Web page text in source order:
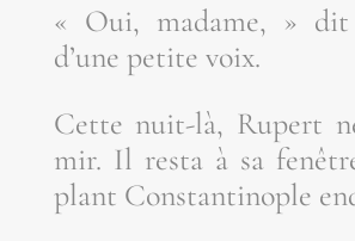
« Oui, madame, » dit
d’une petite voix.
Cette nuit-là, Rupert
mir. Il res­ta à sa
plant Constan­ti­nople